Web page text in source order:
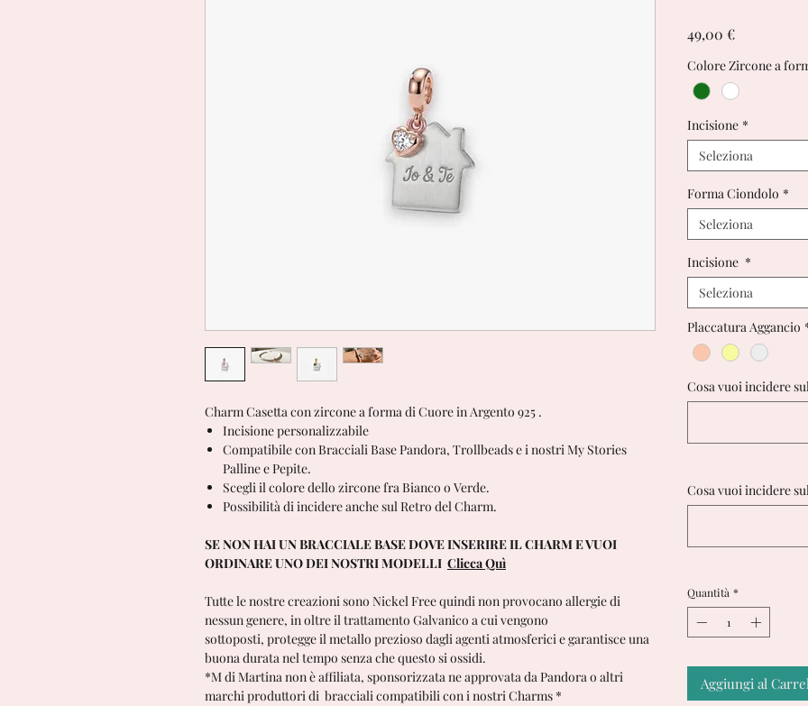
Charm Casetta con zircone a forma di Cuore in Argento 925 .
Incisione personalizzabile
Compatibile con Bracciali Base Pandora, Trollbeads e i nostri My Stories
Palline e Pepite.
Scegli il colore dello zircone fra Bianco o Verde.
Possibilità di incidere anche sul Retro del Charm.
SE NON HAI UN BRACCIALE BASE DOVE INSERIRE IL CHARM E VUOI
ORDINARE UNO DEI NOSTRI MODELLI Clicca Quì
Tutte le nostre creazioni sono Nickel Free quindi non provocano allergie di
nessun genere, in oltre il trattamento Galvanico a cui vengono
sottoposti, protegge il metallo prezioso dagli agenti atmosferici e garantisce una
buona durata nel tempo senza che questo si ossidi.
*M di Martina non è affiliata, sponsorizzata ne approvata da Pandora o altri
marchi produttori di bracciali compatibili con i nostri Charms *
49,00 €Prezzo
Colore Zircone a
Incisione *
Seleziona
Forma Ciondolo *
Seleziona
Incisione *
Seleziona
Placcatura Aggancio
Cosa vuoi incidere
Cosa vuoi incidere
Quantità *
Aggiungi al